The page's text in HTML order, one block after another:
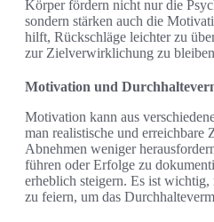
Körper fördern nicht nur die
sondern stärken auch die
hilft, Rückschläge leichter zu
zur Zielverwirklichung zu
Motivation und
Motivation kann aus
man realistische und erreichbare
Abnehmen weniger
führen oder Erfolge zu
erheblich steigern. Es ist
zu feiern, um das